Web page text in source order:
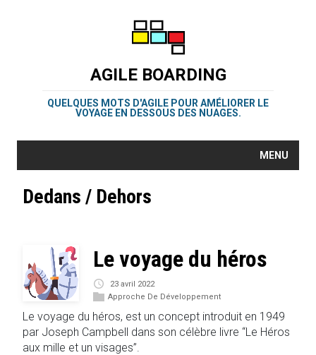
AGILE BOARDING
QUELQUES MOTS D'AGILE POUR AMÉLIORER LE
VOYAGE EN DESSOUS DES NUAGES.
MENU
Dedans / Dehors
Le voyage du héros
23 avril 2022
Approche De Développement
Le voyage du héros, est un concept introduit en 1949
par Joseph Campbell dans son célèbre livre “Le Héros
aux mille et un visages”.